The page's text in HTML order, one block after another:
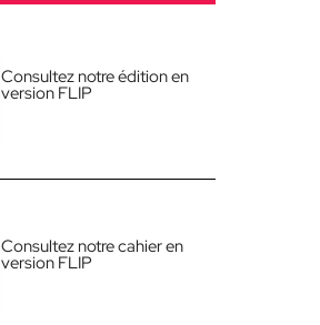
Consultez notre édition en
version FLIP
Consultez notre cahier en
version FLIP